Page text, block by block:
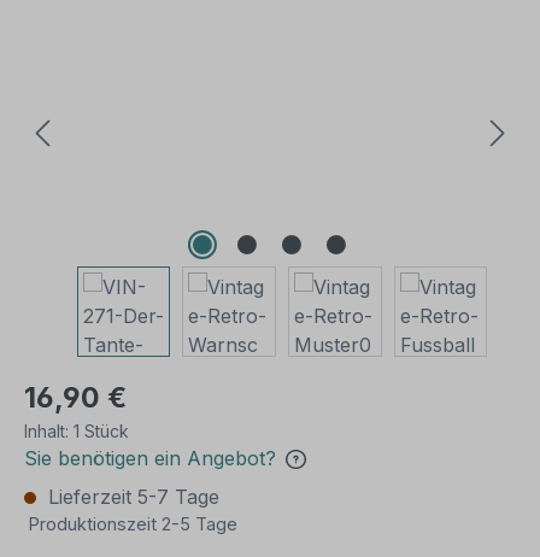
16,90 €
Inhalt: 1 Stück
Sie benötigen ein Angebot?
Lieferzeit 5-7 Tage
Produktionszeit 2-5 Tage